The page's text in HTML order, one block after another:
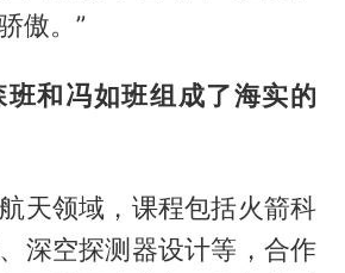
傲。”
班和冯如班组成了海实的
天领域，课程包括火箭科
深空探测器设计等，合作